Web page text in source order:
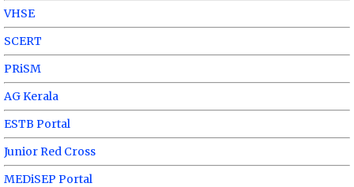
VHSE
SCERT
PRiSM
AG Kerala
ESTB Portal
Junior Red Cross
MEDiSEP Portal